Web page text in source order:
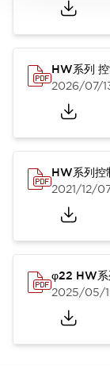
HW系列
2026/07/
HW系列控
2021/12/
φ22 HW系
2025/05/